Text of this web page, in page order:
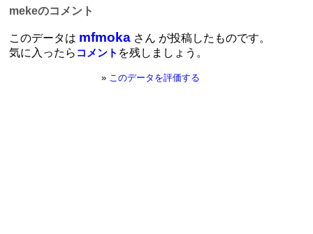
mekeのコメント
このデータは mfmoka さん が投稿したものです。
気に入ったら コメント を残しましょう。
» このデータを評価する